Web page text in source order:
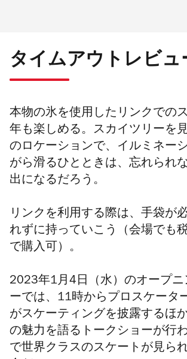
タイムアウトレビュ
本物の氷を使用したリンクでの
年も楽しめる。スカイツリーを
のロケーションで、イルミネー
がら滑るひとときは、忘れられ
出になるだろう。
リンクを利用する際は、手袋が
れずに持っていこう（会場でも
で購入可）。
2023年1月4日（水）のオープニ
ーでは、11時からプロスケータ
がスケーティングを披露するほ
の魅力を語るトークショーが行
で世界クラスのスケートが見ら